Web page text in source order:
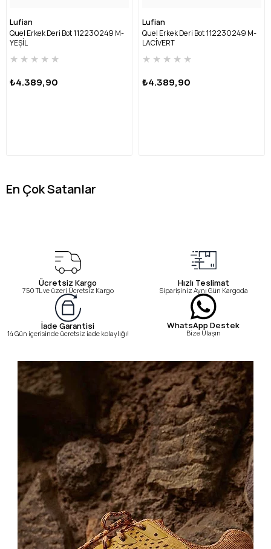
Lufian
Quel Erkek Deri Bot 112230249 M-
YEŞİL
★ ★ ★ ★ ★
₺4.389,90
Lufian
Quel Erkek Deri Bot 112230249 M-
LACİVERT
★ ★ ★ ★ ★
₺4.389,90
En Çok Satanlar
Ücretsiz Kargo
750 TL ve üzeri Ücretsiz Kargo
Hızlı Teslimat
Siparişiniz Aynı Gün Kargoda
İade Garantisi
14 Gün içerisinde ücretsiz iade kolaylığı!
WhatsApp Destek
Bize Ulaşın